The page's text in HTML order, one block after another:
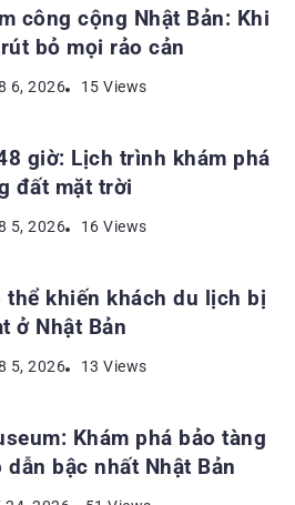
công cộng Nhật Bản: Khi
bỏ mọi rảo cản
6, 2026 15 Views
DU LỊCH NHẬT BẢN
giờ: Lịch trình khám phá
đất mặt trời
5, 2026 16 Views
DU LỊCH NHẬT BẢN
thể khiến khách du lịch bị
ở Nhật Bản
5, 2026 13 Views
DU LỊCH NHẬT BẢN
Khám phá bảo tàng
bậc nhất Nhật Bản